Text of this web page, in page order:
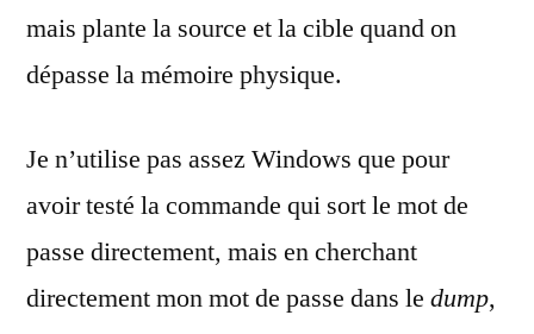
mais plante la source et la cible quand on
dépasse la mémoire physique.
Je n’utilise pas assez Windows que pour
avoir testé la commande qui sort le mot de
passe directement, mais en cherchant
directement mon mot de passe dans le dump,